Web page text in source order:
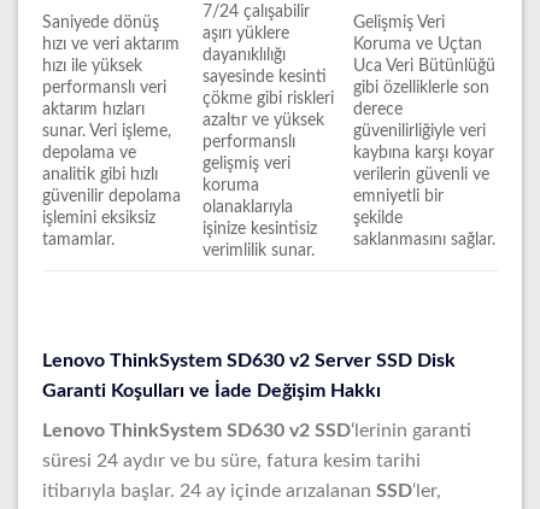
Saniyede dönüş
hızı ve veri aktarım
hızı ile yüksek
performanslı veri
aktarım hızları
sunar. Veri işleme,
depolama ve
analitik gibi hızlı
güvenilir depolama
işlemini eksiksiz
tamamlar.
7/24 çalışabilir
aşırı yüklere
dayanıklılığı
sayesinde kesinti
çökme gibi riskleri
azaltır ve yüksek
performanslı
gelişmiş veri
koruma
olanaklarıyla
işinize kesintisiz
verimlilik sunar.
Gelişmiş Veri
Koruma ve Uçtan
Uca Veri Bütünlüğü
gibi özelliklerle son
derece
güvenilirliğiyle veri
kaybına karşı koyar
verilerin güvenli ve
emniyetli bir
şekilde
saklanmasını sağlar.
Lenovo ThinkSystem SD630 v2 Server SSD Disk
Garanti Koşulları ve İade Değişim Hakkı
Lenovo ThinkSystem SD630 v2 SSD‘lerinin garanti
süresi 24 aydır ve bu süre, fatura kesim tarihi
itibarıyla başlar. 24 ay içinde arızalanan SSD‘ler,